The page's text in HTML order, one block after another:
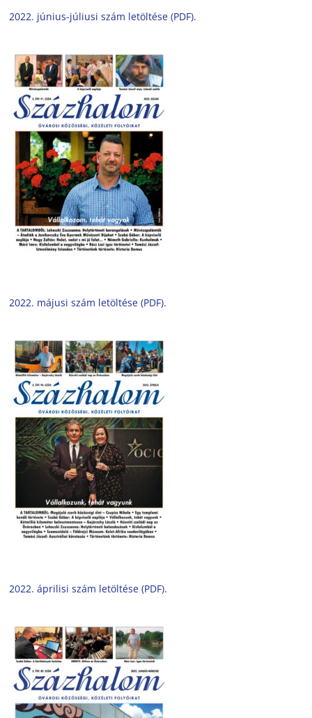
2022. június-júliusi szám letöltése (PDF).
2022. májusi szám letöltése (PDF).
2022. áprilisi szám letöltése (PDF).